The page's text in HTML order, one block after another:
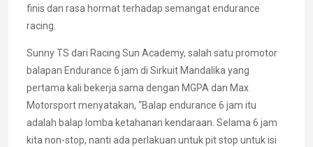
finis dan rasa hormat terhadap semangat endurance
racing.
Sunny TS dari Racing Sun Academy, salah satu promotor
balapan Endurance 6 jam di Sirkuit Mandalika yang
pertama kali bekerja sama dengan MGPA dan Max
Motorsport menyatakan, “Balap endurance 6 jam itu
adalah balap lomba ketahanan kendaraan. Selama 6 jam
kita non-stop, nanti ada perlakuan untuk pit stop untuk isi